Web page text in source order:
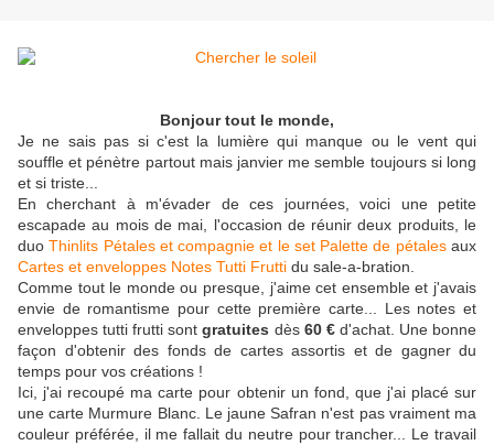
Bonjour tout le monde,
Je ne sais pas si c'est la lumière qui manque ou le vent qui
souffle et pénètre partout mais janvier me semble toujours si long
et si triste...
En cherchant à m'évader de ces journées, voici une petite
escapade au mois de mai, l'occasion de réunir deux produits, le
duoThinlits Pétales et compagnie et le set Palette de pétalesaux
Cartes et enveloppes Notes Tutti Frutti du sale-a-bration.
Comme tout le monde ou presque, j'aime cet ensemble et j'avais
envie de romantisme pour cette première carte... Les notes et
enveloppes tutti frutti sontgratuites dès 60 €d'achat. Une bonne
façon d'obtenir des fonds de cartes assortis et de gagner du
temps pour vos créations !
Ici, j'ai recoupé ma carte pour obtenir un fond, que j'ai placé sur
une carte Murmure Blanc. Le jaune Safran n'est pas vraiment ma
couleur préférée, il me fallait du neutre pour trancher... Le travail